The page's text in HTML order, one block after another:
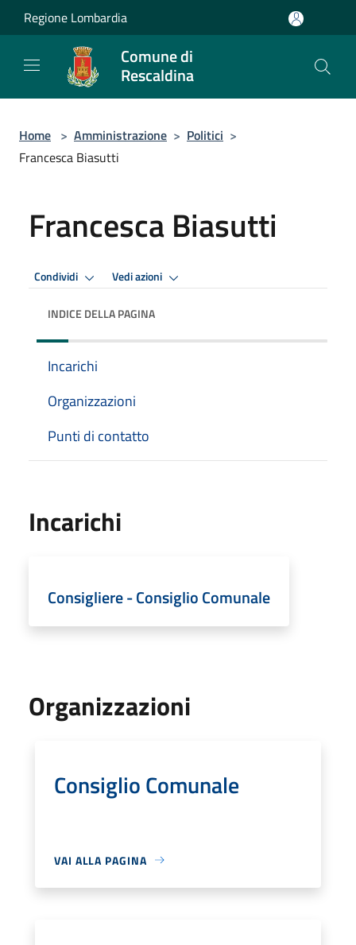
Salta al contenuto principale
Regione Lombardia
Comune di
Rescaldina
Home > Amministrazione > Politici >
Francesca Biasutti
Francesca Biasutti
Condividi Vedi azioni
INDICE DELLA PAGINA
Incarichi
Organizzazioni
Punti di contatto
Incarichi
Consigliere - Consiglio Comunale
Organizzazioni
Consiglio Comunale
VAI ALLA PAGINA